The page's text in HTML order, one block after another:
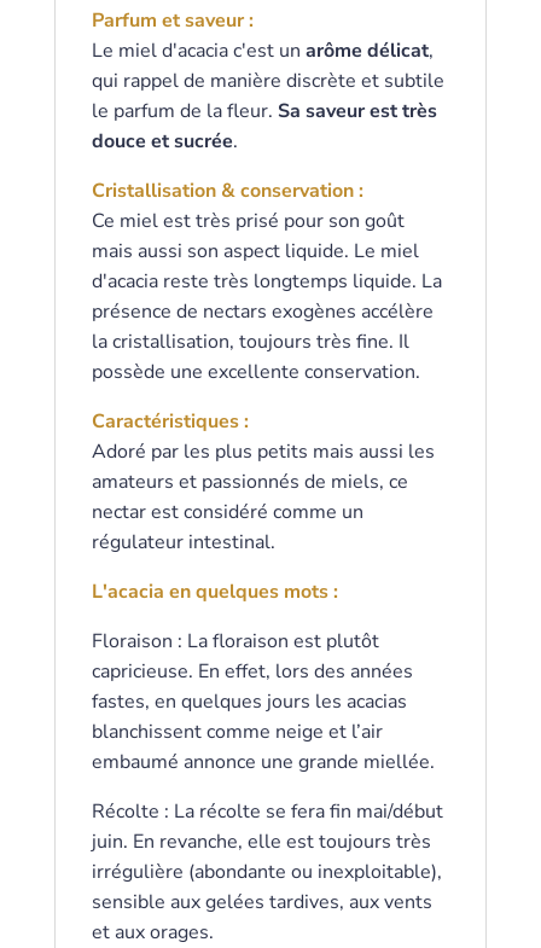
Parfum et saveur :
Le miel d'acacia c'est un arôme délicat,
qui rappel de manière discrète et subtile
le parfum de la fleur. Sa saveur est très
douce et sucrée.
Cristallisation & conservation :
Ce miel est très prisé pour son goût
mais aussi son aspect liquide. Le miel
d'acacia reste très longtemps liquide. La
présence de nectars exogènes accélère
la cristallisation, toujours très fine. Il
possède une excellente conservation.
Caractéristiques :
Adoré par les plus petits mais aussi les
amateurs et passionnés de miels, ce
nectar est considéré comme un
régulateur intestinal.
L'acacia en quelques mots :
Floraison : La floraison est plutôt
capricieuse. En effet, lors des années
fastes, en quelques jours les acacias
blanchissent comme neige et l’air
embaumé annonce une grande miellée.
Récolte : La récolte se fera fin mai/début
juin. En revanche, elle est toujours très
irrégulière (abondante ou inexploitable),
sensible aux gelées tardives, aux vents
et aux orages.